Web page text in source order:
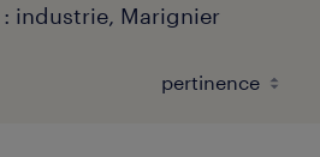
industrie, Marignier